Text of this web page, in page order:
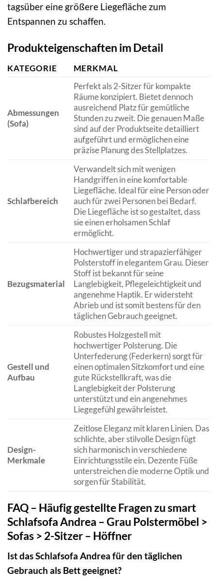
tagsüber eine größere Liegefläche zum
Entspannen zu schaffen.
Produkteigenschaften im Detail
KATEGORIE MERKMAL
Abmessungen
(Sofa)
Perfekt als 2-Sitzer für kompakte
Räume konzipiert. Bietet dennoch
ausreichend Platz für gemütliche
Stunden zu zweit. Die genauen Maße
sind auf der Produktseite detailliert
aufgeführt und ermöglichen eine
präzise Planung des Stellplatzes.
Schlafbereich
Verwandelt sich mit wenigen
Handgriffen in eine komfortable
Liegefläche. Ideal für eine Person oder
auch für zwei Personen bei Bedarf.
Die Liegefläche ist so gestaltet, dass
sie einen erholsamen Schlaf
ermöglicht.
Bezugsmaterial
Hochwertiger und strapazierfähiger
Polsterstoff in elegantem Grau. Dieser
Stoff ist bekannt für seine
Langlebigkeit, Pflegeleichtigkeit und
angenehme Haptik. Er widersteht
Abrieb und ist somit bestens für den
täglichen Gebrauch geeignet.
Gestell und
Aufbau
Robustes Holzgestell mit
hochwertiger Polsterung. Die
Unterfederung (Federkern) sorgt für
einen optimalen Sitzkomfort und eine
gute Rückstellkraft, was die
Langlebigkeit der Polsterung
unterstützt und ein angenehmes
Liegegefühl gewährleistet.
Design-
Merkmale
Zeitlose Eleganz mit klaren Linien. Das
schlichte, aber stilvolle Design fügt
sich harmonisch in verschiedene
Einrichtungsstile ein. Dezente Füße
unterstreichen die moderne Optik und
sorgen für Stabilität.
FAQ – Häufig gestellte Fragen zu smart
Schlafsofa Andrea – Grau Polstermöbel >
Sofas > 2-Sitzer – Höffner
Ist das Schlafsofa Andrea für den täglichen
Gebrauch als Bett geeignet?